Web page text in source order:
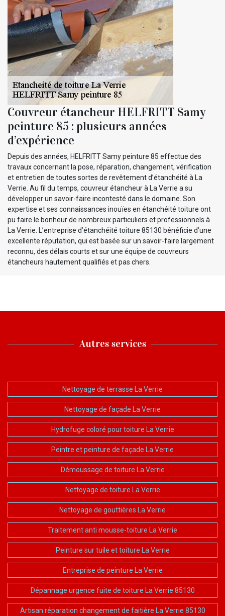
Couvreur étancheur HELFRITT Samy
peinture 85 : plusieurs années
d’expérience
Depuis des années, HELFRITT Samy peinture 85 effectue des
travaux concernant la pose, réparation, changement, vérification
et entretien de toutes sortes de revêtement d’étanchéité à La
Verrie. Au fil du temps, couvreur étancheur à La Verrie a su
développer un savoir-faire incontesté dans le domaine. Son
expertise et ses connaissances inouïes en étanchéité toiture ont
pu faire le bonheur de nombreux particuliers et professionnels à
La Verrie. L’entreprise d’étanchéité toiture 85130 bénéficie d’une
excellente réputation, qui est basée sur un savoir-faire largement
reconnu, des délais courts et sur une équipe de couvreurs
étancheurs hautement qualifiés et pas chers.
Autres services
Nettoyage de terrasse La Verrie
Nettoyage de façade La Verrie
Hydrofuge coloré pour toiture La Verrie
Peintre et peinture de façade La Verrie
Démoussage de toiture La Verrie
Nettoyage de toiture La Verrie
Nettoyage de gouttières La Verrie
Traitement anti mousse-toiture La Verrie
Peinture sur tuile et toiture La Verrie
Entreprise de peinture La Verrie
Dépannage urgence fuite de toiture La Verrie 85130
Artisan réparation changement de faitière La Verrie 85130